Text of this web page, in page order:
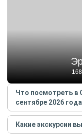
Что посмотреть в
сентябре 2026
Самые
августе - сентябре
Какие экскурсии